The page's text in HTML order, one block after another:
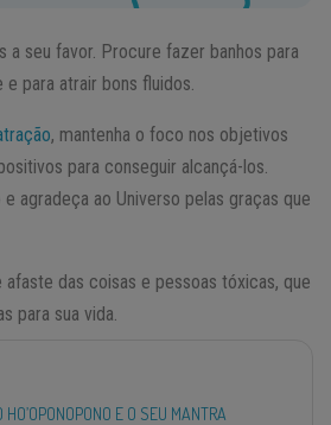
a seu favor. Procure fazer banhos para
para atrair bons fluidos.
, mantenha o foco nos objetivos
para conseguir alcançá-los.
agradeça ao Universo pelas graças que
das coisas e pessoas tóxicas, que
para sua vida.
E O SEU MANTRA